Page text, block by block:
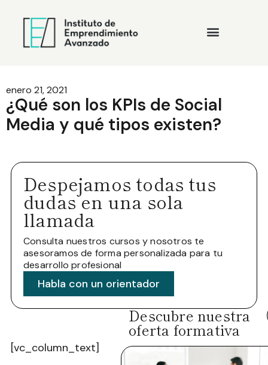
enero 21, 2021
¿Qué son los KPIs de Social
Media y qué tipos existen?
Despejamos todas tus
dudas en una sola
llamada
Consulta nuestros cursos y nosotros te
asesoramos de forma personalizada para tu
desarrollo profesional
Habla con un orientador
[vc_column_text]
Descubre nuestra
oferta formativa